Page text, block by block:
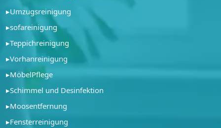
▸Umzugsreinigung
▸sofareinigung
▸Teppichreinigung
▸Vorhanreinigung
▸MöbelPflege
▸Schimmel und Desinfektion
▸Moosentfernung
▸Fensterreinigung